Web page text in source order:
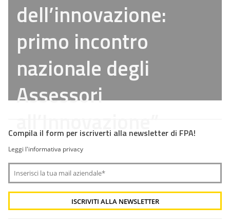
dell’innovazione:
primo incontro
nazionale degli
Assessori
all’Innovazione”
Compila il form per iscriverti alla newsletter di FPA!
Leggi l'informativa privacy